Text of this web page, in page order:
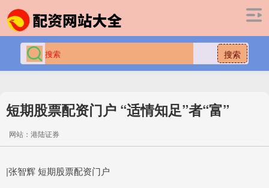
搜索
短期股票配资门户 “适情知足”者“富”
网站：港陆证券
|张智辉 短期股票配资门户